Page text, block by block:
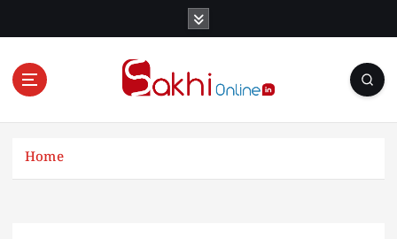
Online News Portal
Home